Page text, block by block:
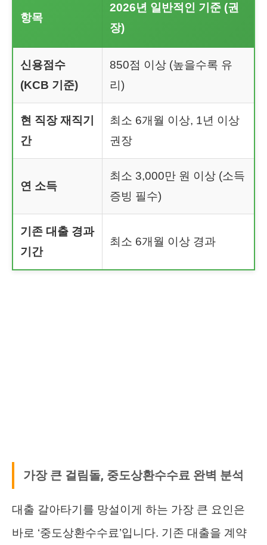
항목
2026년 일반적인 기준 (권
장)
신용점수
(KCB 기준)
850점 이상 (높을수록 유
리)
현 직장 재직기
간
최소 6개월 이상, 1년 이상
권장
연 소득
최소 3,000만 원 이상 (소득
증빙 필수)
기존 대출 경과
기간
최소 6개월 이상 경과
가장 큰 걸림돌, 중도상환수수료 완벽 분석
대출 갈아타기를 망설이게 하는 가장 큰 요인은
바로 ‘중도상환수수료’입니다. 기존 대출을 계약